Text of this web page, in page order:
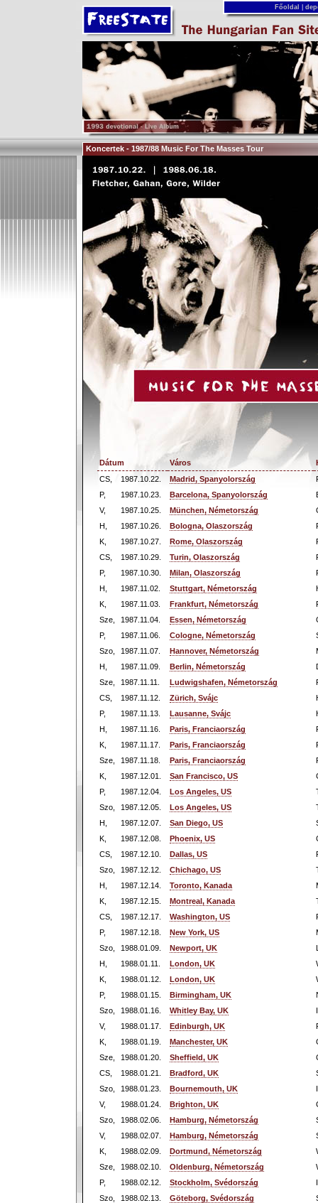
Főoldal
Koncertek - 1987/88 Music For The Masses Tour
Dátum Város
CS,
1987.10.22. Madrid, Spanyolország
P,
1987.10.23. Barcelona, Spanyolország
V,
1987.10.25. München, Németország
H,
1987.10.26. Bologna, Olaszország
K,
1987.10.27. Rome, Olaszország
CS,
1987.10.29. Turin, Olaszország
P,
1987.10.30. Milan, Olaszország
H,
1987.11.02. Stuttgart, Németország
K,
1987.11.03. Frankfurt, Németország
Sze,
1987.11.04. Essen, Németország
P,
1987.11.06. Cologne, Németország
Szo,
1987.11.07. Hannover, Németország
H,
1987.11.09. Berlin, Németország
Sze,
1987.11.11. Ludwigshafen, Németország
CS,
1987.11.12. Zürich, Svájc
P,
1987.11.13. Lausanne, Svájc
H,
1987.11.16. Paris, Franciaország
K,
1987.11.17. Paris, Franciaország
Sze,
1987.11.18. Paris, Franciaország
K,
1987.12.01. San Francisco, US
P,
1987.12.04. Los Angeles, US
Szo,
1987.12.05. Los Angeles, US
H,
1987.12.07. San Diego, US
K,
1987.12.08. Phoenix, US
CS,
1987.12.10. Dallas, US
Szo,
1987.12.12. Chichago, US
H,
1987.12.14. Toronto, Kanada
K,
1987.12.15. Montreal, Kanada
CS,
1987.12.17. Washington, US
P,
1987.12.18. New York, US
Szo,
1988.01.09. Newport, UK
H,
1988.01.11. London, UK
K,
1988.01.12. London, UK
P,
1988.01.15. Birmingham, UK
Szo,
1988.01.16. Whitley Bay, UK
V,
1988.01.17. Edinburgh, UK
K,
1988.01.19. Manchester, UK
Sze,
1988.01.20. Sheffield, UK
CS,
1988.01.21. Bradford, UK
Szo,
1988.01.23. Bournemouth, UK
V,
1988.01.24. Brighton, UK
Szo,
1988.02.06. Hamburg, Németország
V,
1988.02.07. Hamburg, Németország
K,
1988.02.09. Dortmund, Németország
Sze,
1988.02.10. Oldenburg, Németország
P,
1988.02.12. Stockholm, Svédország
Szo,
1988.02.13. Göteborg, Svédország